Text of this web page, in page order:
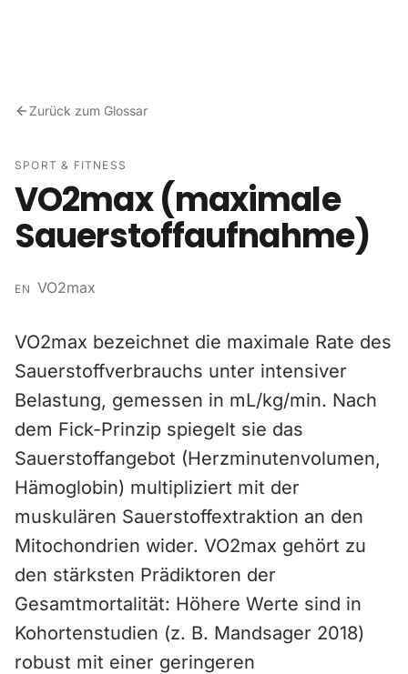
Zurück zum Glossar
SPORT & FITNESS
VO2max (maximale
Sauerstoffaufnahme)
EN VO2max
VO2max bezeichnet die maximale Rate des
Sauerstoffverbrauchs unter intensiver
Belastung, gemessen in mL/kg/min. Nach
dem Fick-Prinzip spiegelt sie das
Sauerstoffangebot (Herzminutenvolumen,
Hämoglobin) multipliziert mit der
muskulären Sauerstoffextraktion an den
Mitochondrien wider. VO2max gehört zu
den stärksten Prädiktoren der
Gesamtmortalität: Höhere Werte sind in
Kohortenstudien (z. B. Mandsager 2018)
robust mit einer geringeren